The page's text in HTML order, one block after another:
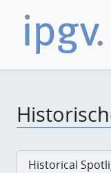
Historical